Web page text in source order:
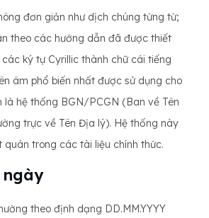
đơn giản như dịch chúng từng từ;
theo các hướng dẫn đã được thiết
ký tự Cyrillic thành chữ cái tiếng
âm phổ biến nhất được sử dụng cho
là hệ thống BGN/PCGN (Ban về Tên
trực về Tên Địa lý). Hệ thống này
trong các tài liệu chính thức.
theo định dạng DD.MM.YYYY